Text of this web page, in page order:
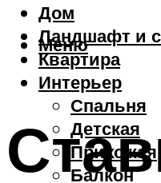
Дом
Ландшафт и
Квартира
Интерьер
Спальня
Детская
Прихожая
Балкон
Меню